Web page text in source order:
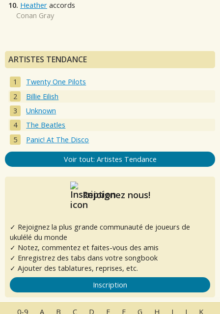
10. Heather accords
Conan Gray
ARTISTES TENDANCE
Twenty One Pilots
Billie Eilish
Unknown
The Beatles
Panic! At The Disco
Voir tout: Artistes Tendance
Rejoignez nous!
✓ Rejoignez la plus grande communauté de joueurs de
ukulélé du monde
✓ Notez, commentez et faites-vous des amis
✓ Enregistrez des tabs dans votre songbook
✓ Ajouter des tablatures, reprises, etc.
Inscription
0-9 A B C D E F G H I J K